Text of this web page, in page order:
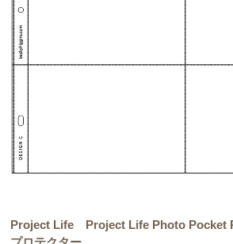
Project Life Project Life Photo Pocket